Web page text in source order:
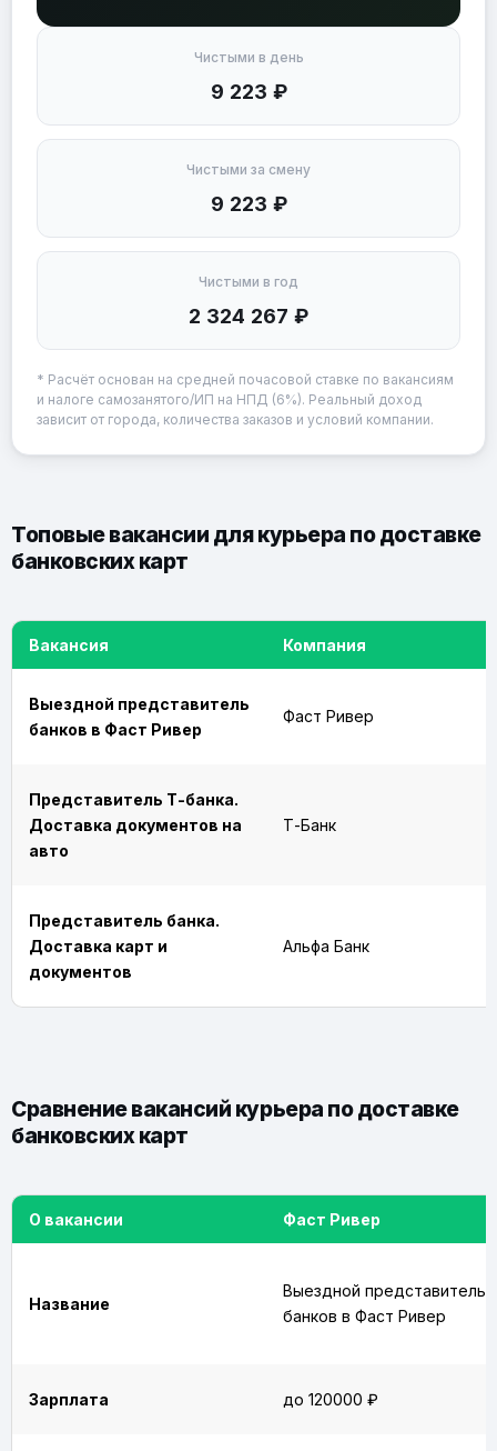
Чистыми в день
9 223 ₽
Чистыми за смену
9 223 ₽
Чистыми в год
2 324 267 ₽
* Расчёт основан на средней почасовой ставке по вакансиям
и налоге самозанятого/ИП на НПД (6%). Реальный доход
зависит от города, количества заказов и условий компании.
Топовые вакансии для курьера по доставке
банковских карт
Вакансия Компания
Выездной представитель
банков в Фаст Ривер
Фаст Ривер
Представитель Т-банка.
Доставка документов на
авто
Т-Банк
Представитель банка.
Доставка карт и
документов
Альфа Банк
Сравнение вакансий курьера по доставке
банковских карт
О вакансии Фаст Ривер
Название
Выездной представитель
банков в Фаст Ривер
Зарплата до 120000 ₽